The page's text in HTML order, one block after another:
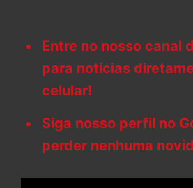
Entre no nosso canal
para notícias
celular!
Siga nosso perfil no
perder nenhuma